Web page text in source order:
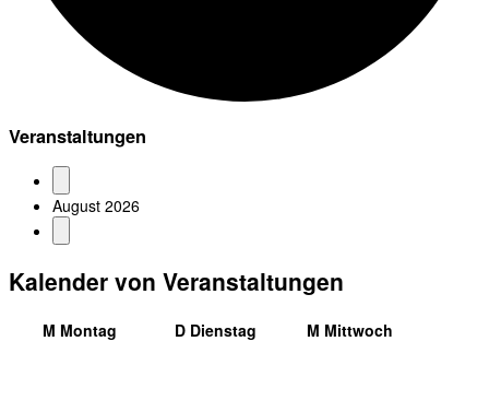
Veranstaltungen
August 2026
Kalender von Veranstaltungen
M Montag D Dienstag M Mittwoch